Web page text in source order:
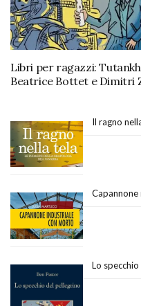
Libri per ragazzi:
Beatrice Bottet e Dimitri
Il ragno
Lo